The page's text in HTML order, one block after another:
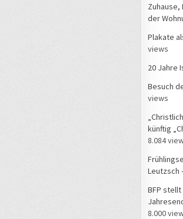
Zuhause,
der
Plakate
views
20 Jahre
Besuch
views
künftig
8.084
Leutzsch
BFP
8.000